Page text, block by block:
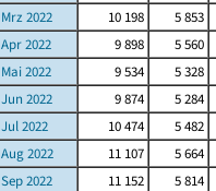
Mrz 2022
10 198 5 853
Apr 2022
9 898 5 560
Mai 2022
9 534 5 328
Jun 2022
9 874 5 284
Jul 2022
10 474 5 482
Aug 2022
11 107 5 664
Sep 2022
11 152 5 814